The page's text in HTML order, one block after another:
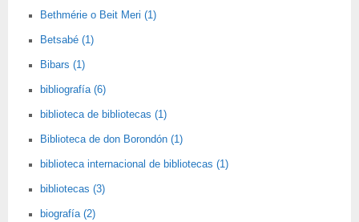
Bethmérie o Beit Meri (1)
Betsabé (1)
Bibars (1)
bibliografía (6)
biblioteca de bibliotecas (1)
Biblioteca de don Borondón (1)
biblioteca internacional de bibliotecas (1)
bibliotecas (3)
biografía (2)